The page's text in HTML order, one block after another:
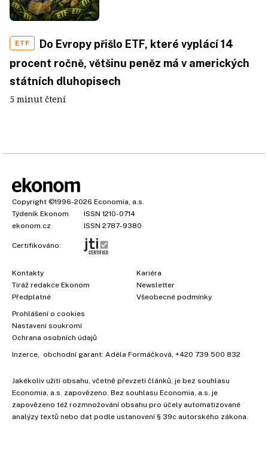
ETF
Do Evropy přišlo ETF, které vyplácí 14
procent ročně, většinu peněz má v amerických
státních dluhopisech
5 minut čtení
Copyright ©1996-2026 Economia, a.s.
Týdeník Ekonom
ISSN 1210-0714
ekonom.cz
ISSN 2787-9380
Certifikováno:
Kontakty
Tiráž redakce Ekonom
Předplatné
Kariéra
Newsletter
Všeobecné podmínky
Prohlášení o cookies
Nastavení soukromí
Ochrana osobních údajů
Inzerce , obchodní garant: Adéla Formáčková +420 739 500 832
Jakékoliv užití obsahu, včetně převzetí článků, je bez souhlasu
Economia, a.s. zapovězeno. Bez souhlasu Economia, a.s. je
zapovězeno též rozmnožování obsahu pro účely automatizované
analýzy textů nebo dat podle ustanovení § 39c autorského zákona.